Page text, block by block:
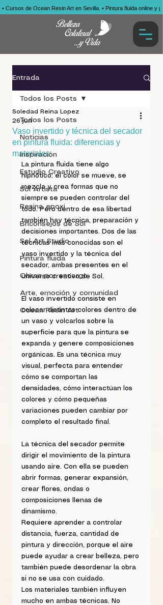
• Cursos de Ocean Resin Art en Sevilla. • Pintura fluida online
Entrada
Todos los Posts
Noticias
Inspiración
Estudio Creativo
Sol Artista
Resina epoxi
Briconsejos de Sol
Sol Art Studio
Pintura fluida
Obras por encargo
Arte, emoción y comunidad
Ocean Resin Art
Todos los Posts
Vaso invertido y técnica del secador
en pintura fluida: diferencias y
materiales
Soledad Reina Lopez
26 jun
La pintura fluida tiene algo
hipnótico: el color se mueve, se
mezcla y crea formas que no
siempre se pueden controlar del
todo. Pero dentro de esa libertad
también hay técnica, preparación y
decisiones importantes. Dos de las
técnicas más conocidas son el
vaso invertido y la técnica del
secador, ambas presentes en el
universo creativo de Sol.
El vaso invertido consiste en
colocar distintos colores dentro de
un vaso y volcarlos sobre la
superficie para que la pintura se
expanda y genere composiciones
orgánicas. Es una técnica muy
visual, perfecta para entender
cómo se comportan las
densidades, cómo interactúan los
colores y cómo pequeñas
variaciones pueden cambiar por
completo el resultado final.
La técnica del secador permite
dirigir el movimiento de la pintura
usando aire. Con ella se pueden
abrir formas, generar expansión,
crear flores, ondas o
composiciones llenas de
dinamismo.
Requiere aprender a controlar
distancia, fuerza, cantidad de
pintura y dirección, porque el aire
puede ayudar a crear belleza, pero
también puede desordenar la obra
si no se usa con cuidado.
Los materiales también influyen
mucho en ambas técnicas. No